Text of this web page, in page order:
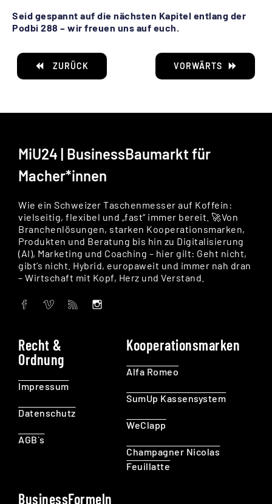
Seid gespannt auf die nächsten Kapitel entlang der
Podbi 288 – wir freuen uns auf euch.
ZURÜCK VORWÄRTS
MiU24 | BusinessBaumarkt für
Macher*innen
Wie ein Schweizer Taschenmesser auf Koffein:
vielseitig, flexibel und „fast“ immer bereit. 🚀Von
Branchenlösungen, starken Kooperationsmarken,
Produkten und Beratung bis hin zu Digitalisierung
(AI), Marketing und Coaching – hier gilt: Geht nicht,
gibt’s nicht. Hybrid, europaweit und immer nah dran
– Wirtschaft mit Kopf, Herz und Verstand.
Recht &
Ordnung
Impressum
Datenschutz
AGB`s
Kooperationsmarken
Alfa Romeo
SumUp Kassensystem
WeClapp
Champagner Nicolas
Feuillatte
BusinessFormeln